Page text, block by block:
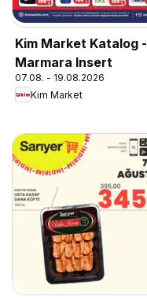
Kim Market Katalog -
Marmara Insert
07.08. - 19.08.2026
Kim Market